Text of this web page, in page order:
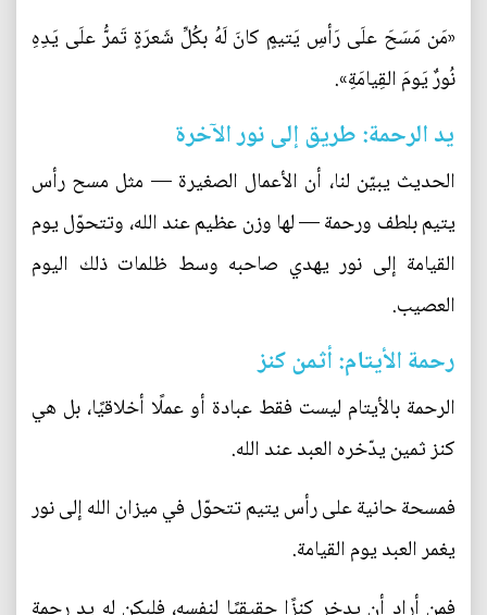
«مَن مَسَحَ علَى رَأسِ يَتيمٍ كانَ لَهُ بكُلِّ شَعرَةٍ تَمرُّ علَى يَدِهِ
نُورٌ يَومَ القِيامَةِ».
يد الرحمة: طريق إلى نور الآخرة
الحديث يبيّن لنا، أن الأعمال الصغيرة — مثل مسح رأس
يتيم بلطف ورحمة — لها وزن عظيم عند الله، وتتحوّل يوم
القيامة إلى نور يهدي صاحبه وسط ظلمات ذلك اليوم
العصيب.
رحمة الأيتام: أثمن كنز
الرحمة بالأيتام ليست فقط عبادة أو عملًا أخلاقيًا، بل هي
كنز ثمين يدّخره العبد عند الله.
فمسحة حانية على رأس يتيم تتحوّل في ميزان الله إلى نور
يغمر العبد يوم القيامة.